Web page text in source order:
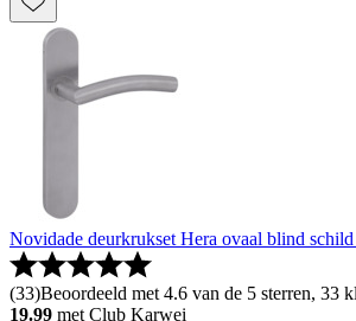
Novidade deurkrukset Hera ovaal blind
(33)Beoordeeld met 4.6 van de 5 sterren, 33
19.99 met Club Karwei